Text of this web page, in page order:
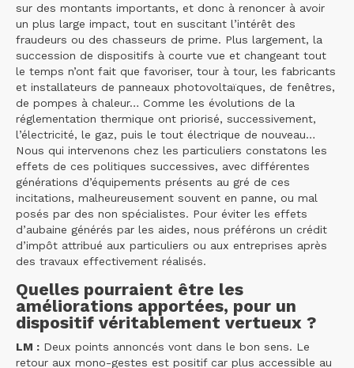
sur des montants importants, et donc à renoncer à avoir
un plus large impact, tout en suscitant l’intérêt des
fraudeurs ou des chasseurs de prime. Plus largement, la
succession de dispositifs à courte vue et changeant tout
le temps n’ont fait que favoriser, tour à tour, les fabricants
et installateurs de panneaux photovoltaïques, de fenêtres,
de pompes à chaleur… Comme les évolutions de la
réglementation thermique ont priorisé, successivement,
l’électricité, le gaz, puis le tout électrique de nouveau…
Nous qui intervenons chez les particuliers constatons les
effets de ces politiques successives, avec différentes
générations d’équipements présents au gré de ces
incitations, malheureusement souvent en panne, ou mal
posés par des non spécialistes. Pour éviter les effets
d’aubaine générés par les aides, nous préférons un crédit
d’impôt attribué aux particuliers ou aux entreprises après
des travaux effectivement réalisés.
Quelles pourraient être les
améliorations apportées, pour un
dispositif véritablement vertueux ?
LM : Deux points annoncés vont dans le bon sens. Le
retour aux mono-gestes est positif car plus accessible au